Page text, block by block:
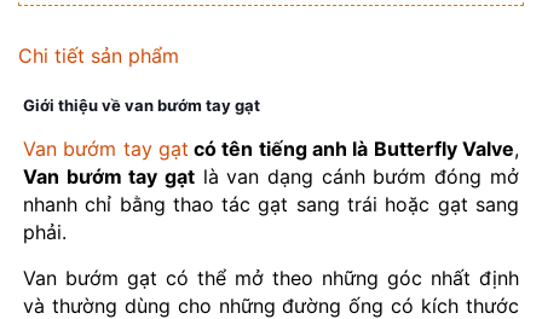
Chi tiết sản phẩm
Giới thiệu về van bướm tay gạt
Van bướm tay gạt có tên tiếng anh là Butterfly Valve,
Van bướm tay gạt là van dạng cánh bướm đóng mở
nhanh chỉ bằng thao tác gạt sang trái hoặc gạt sang
phải.
Van bướm gạt có thể mở theo những góc nhất định
và thường dùng cho những đường ống có kích thước